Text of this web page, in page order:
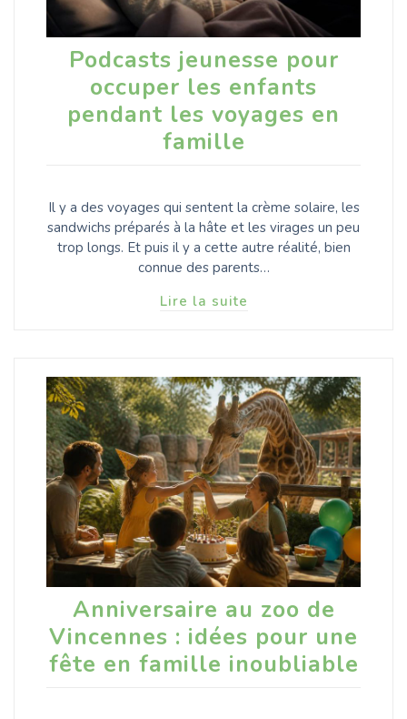
Podcasts jeunesse pour
occuper les enfants
pendant les voyages en
famille
Il y a des voyages qui sentent la crème solaire, les
sandwichs préparés à la hâte et les virages un peu
trop longs. Et puis il y a cette autre réalité, bien
connue des parents…
Lire la suite
Anniversaire au zoo de
Vincennes : idées pour une
fête en famille inoubliable